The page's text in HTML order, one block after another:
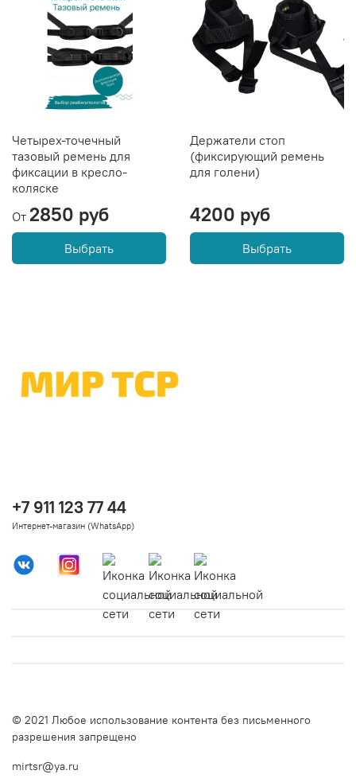
Четырех-точечный
тазовый ремень для
фиксации в кресло-
коляске
От 2850 руб
Выбрать
Держатели стоп
(фиксирующий ремень
для голени)
4200 руб
Выбрать
+7 911 123 77 44
Интернет-магазин (WhatsApp)
© 2021 Любое использование контента без письменного
разрешения запрещено
mirtsr@ya.ru